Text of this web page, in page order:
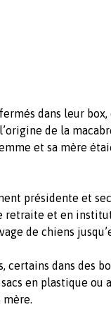
dans leur
de la
et sa mère
présidente et
retraite et en
de chiens
dans des
en plastique ou
mère.